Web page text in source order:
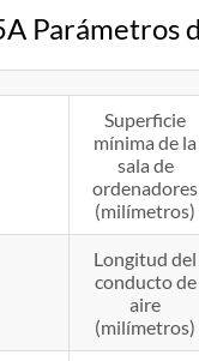
Parámetros
Superficie
mínima de la
sala de
ordenadores
(milímetros)
Longitud del
conducto de
aire
(milímetros)